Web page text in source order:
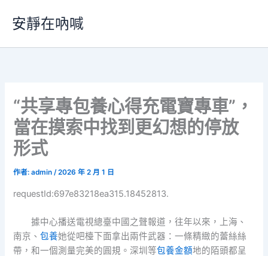
要
安靜在吶喊
“共享專包養心得充電寶專車”，
當在摸索中找到更幻想的停放
形式
作者:admin/2026 年 2 月 1 日
requestId:697e83218ea315.18452813.
據中心播送電視總臺中國之聲報道，往年以來，上海、
南京、包養她從吧檯下面拿出兩件武器：一條精緻的蕾絲絲
帶，和一個測量完美的圓規。深圳等包養金額地的陌頭都呈